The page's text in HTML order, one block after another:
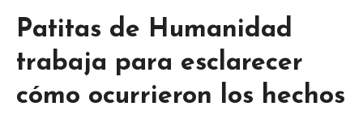
Patitas de Humanidad
trabaja para esclarecer
cómo ocurrieron los hechos